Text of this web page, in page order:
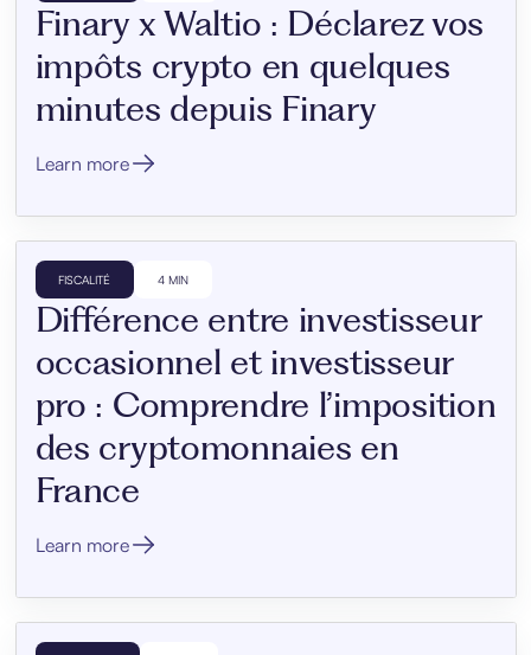
Finary x Waltio : Déclarez vos
impôts crypto en quelques
minutes depuis Finary
Learn more
FISCALITÉ 4 MIN
Différence entre investisseur
occasionnel et investisseur
pro : Comprendre l’imposition
des cryptomonnaies en
France
Learn more